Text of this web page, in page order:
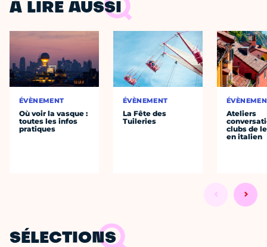
À LIRE AUSSI
ÉVÈNEMENT
Où voir la vasque :
toutes les infos
pratiques
ÉVÈNEMENT
La Fête des
Tuileries
Ateliers
clubs de
en italien
SÉLECTIONS